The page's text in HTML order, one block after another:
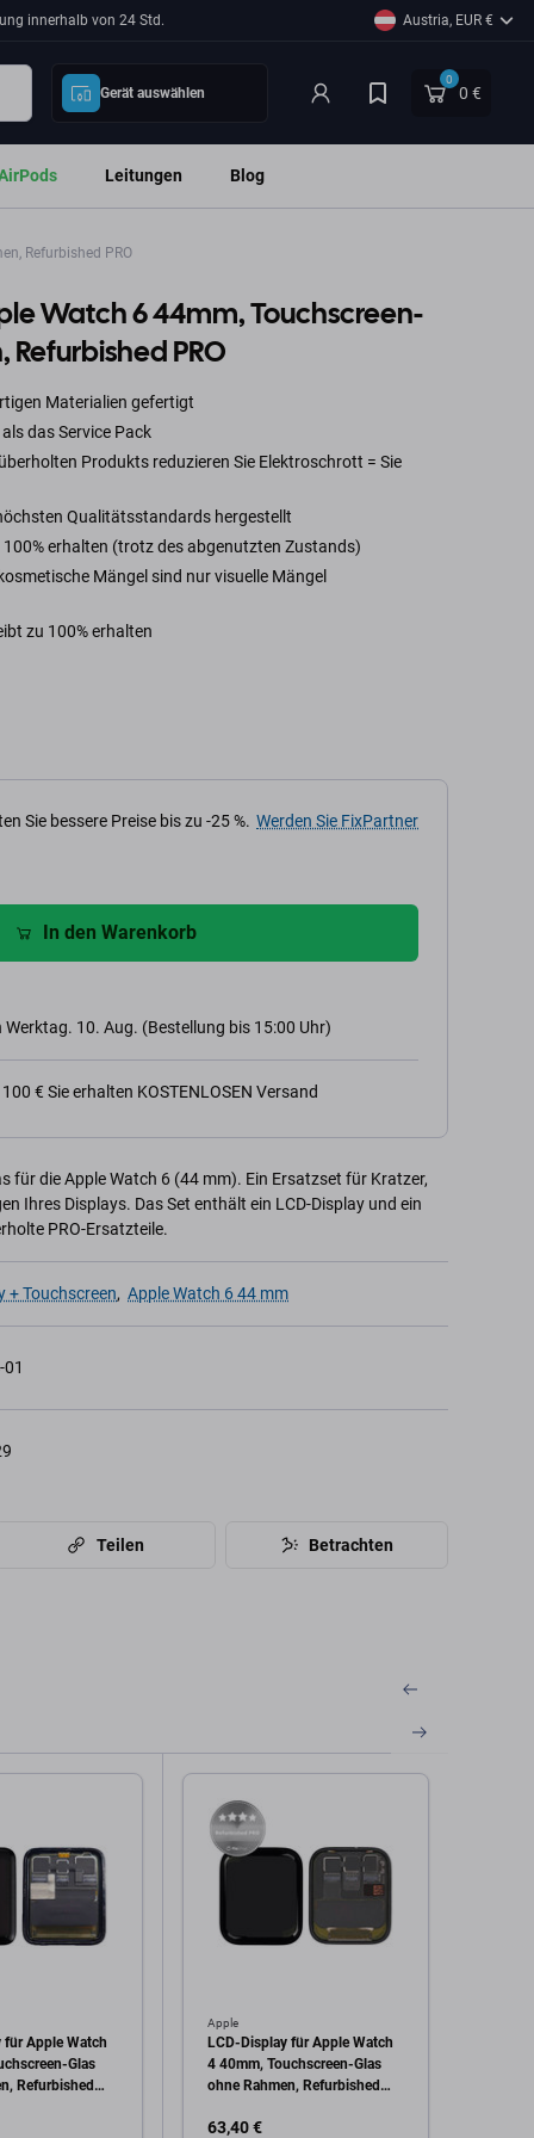
innerhalb von 24 Std. Austria, EUR €
Gerät auswählen
0
0 €
Leitungen Blog
Refurbished PRO
Watch 6 44mm, Touchscreen-
Refurbished PRO
Materialien gefertigt
das Service Pack
Produkts reduzieren Sie Elektroschrott = Sie
Qualitätsstandards hergestellt
100% erhalten (trotz des abgenutzten Zustands)
Mängel sind nur visuelle Mängel
zu 100% erhalten
Sie bessere Preise bis zu -25 %. Werden Sie FixPartner
In den Warenkorb
10. Aug. (Bestellung bis 15:00 Uhr)
€ Sie erhalten KOSTENLOSEN Versand
für die Apple Watch 6 (44 mm). Ein Ersatzset für Kratzer,
Ihres Displays. Das Set enthält ein LCD-Display und ein
PRO-Ersatzteile.
+ Touchscreen, Apple Watch 6 44 mm
Teilen Betrachten
für Apple Watch
Glas
Refurbished
Apple
LCD-Display für Apple Watch
4 40mm, Touchscreen-Glas
ohne Rahmen, Refurbished
63,40 €